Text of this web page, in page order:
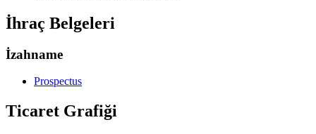
İhraç Belgeleri
İzahname
Prospectus
Ticaret Grafiği